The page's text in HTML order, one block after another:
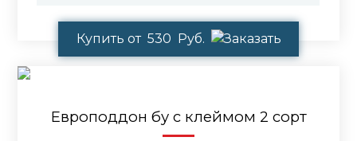
Купить от 530 Руб.
Европоддон бу с клеймом 2 сорт